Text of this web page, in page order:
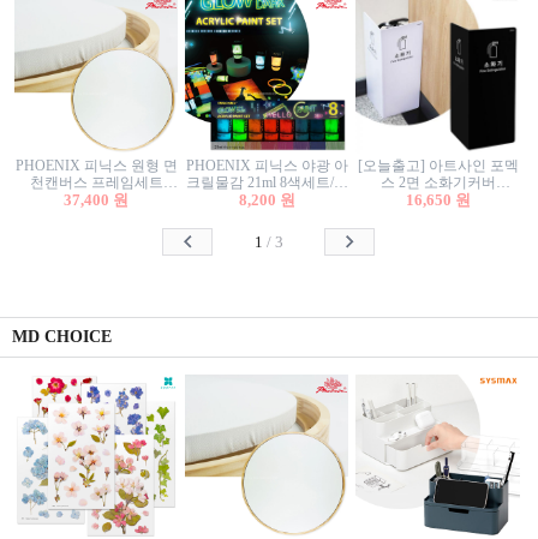
PHOENIX 피닉스 원형 면
천캔버스 프레임세트
40cm/원형캔버스/플로팅
37,400 원
PHOENIX 피닉스 야광 아
크릴물감 21ml 8색세트/야
광물감
8,200 원
[오늘출고] 아트사인 포멕
스 2면 소화기커버
1470/1471/소화기커버/소
함/소화기거치대/소화기
16,650 원
1 / 3
MD CHOICE